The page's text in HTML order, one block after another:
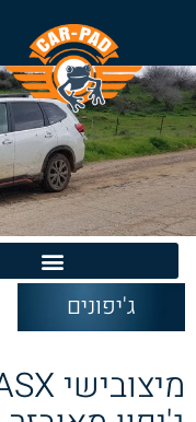
ג'יפונים
מיצובישי ASX